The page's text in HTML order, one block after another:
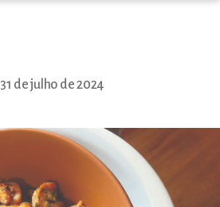
31 de julho de 2024